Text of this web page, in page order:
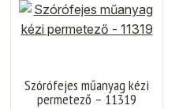
Szórófejes műanyag kézi
permetező – 11319